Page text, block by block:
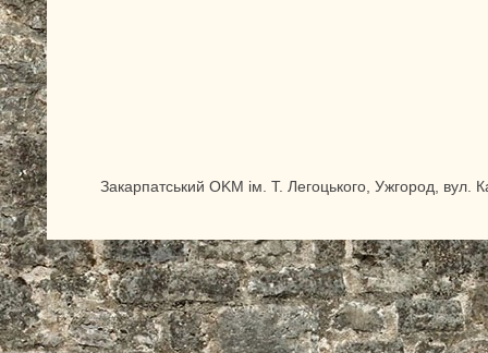
Закарпатський OKM ім. Т. Легоцького, Ужгород,